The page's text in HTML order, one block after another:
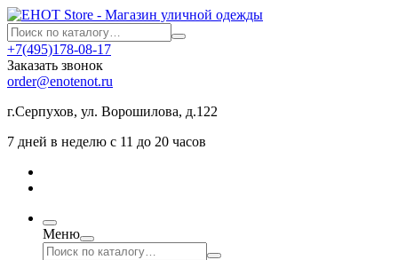
+7(495)178-08-17
Заказать звонок
order@enotenot.ru
г.Серпухов, ул. Ворошилова, д.122
7 дней в неделю с 11 до 20 часов
Меню